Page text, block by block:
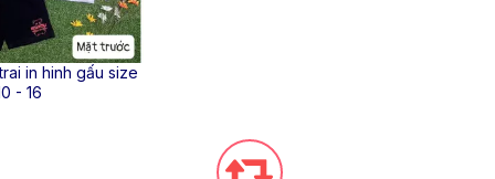
in hinh gấu size
- 16